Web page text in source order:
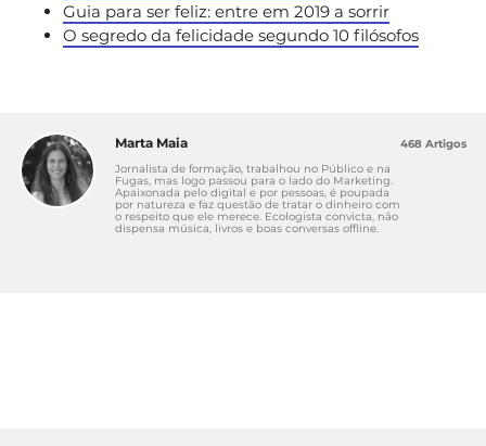
Guia para ser feliz: entre em 2019 a sorrir
O segredo da felicidade segundo 10 filósofos
Marta Maia
Jornalista de formação, trabalhou no Público e na
Fugas, mas logo passou para o lado do Marketing.
Apaixonada pelo digital e por pessoas, é poupada
por natureza e faz questão de tratar o dinheiro com
o respeito que ele merece. Ecologista convicta, não
dispensa música, livros e boas conversas offline.
468 Artigos